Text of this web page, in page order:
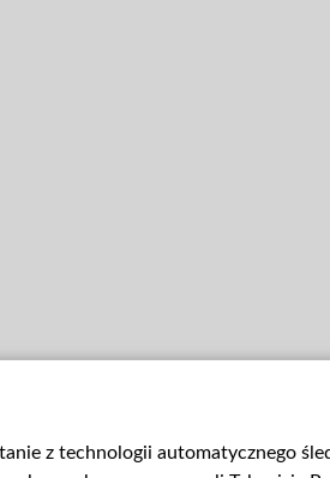
z technologii automatycznego